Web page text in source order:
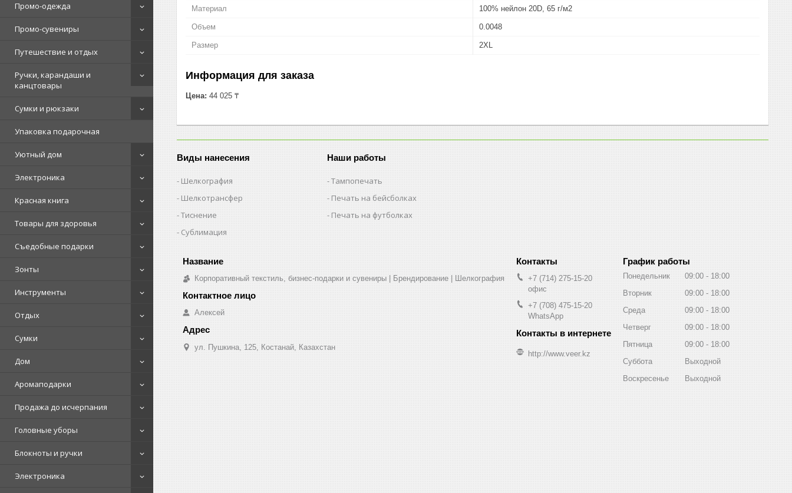
Промо-одежда
Промо-сувениры
Путешествие и отдых
Ручки, карандаши и
канцтовары
Сумки и рюкзаки
Упаковка подарочная
Уютный дом
Электроника
Красная книга
Товары для здоровья
Съедобные подарки
Зонты
Инструменты
Отдых
Сумки
Дом
Аромаподарки
Продажа до исчерпания
Головные уборы
Блокноты и ручки
Электроника
Материал 100% нейлон 20D, 65 г/м2
Объем 0.0048
Размер 2XL
Информация для заказа
Цена: 44 025 ₸
Виды нанесения
Шелкография
Шелкотрансфер
Тиснение
Сублимация
Наши работы
Тампопечать
Печать на бейсболках
Печать на футболках
Корпоративный текстиль, бизнес-подарки и сувениры | Брендирование | Шелкография
Алексей
ул. Пушкина, 125, Костанай, Казахстан
+7 (714) 275-15-20
офис
+7 (708) 475-15-20
WhatsApp
http://www.veer.kz
График работы
Понедельник 09:00
18:00
Вторник
09:00
18:00
Среда
09:00
18:00
Четверг
09:00
18:00
Пятница
09:00
18:00
Суббота
Выходной
Воскресенье
Выходной